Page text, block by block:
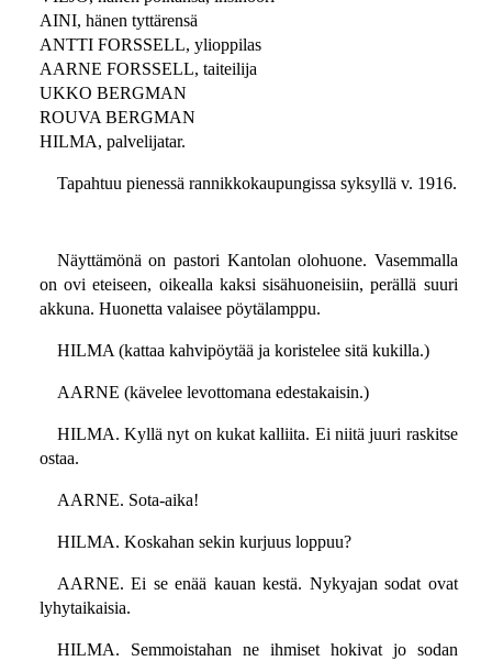
AINI, hänen tyttärensä
ANTTI FORSSELL, ylioppilas
AARNE FORSSELL, taiteilija
UKKO BERGMAN
ROUVA BERGMAN
HILMA, palvelijatar.
Tapahtuu pienessä rannikkokaupungissa syksyllä v. 1916.
Näyttämönä on pastori Kantolan olohuone. Vasemmalla
on ovi eteiseen, oikealla kaksi sisähuoneisiin, perällä suuri
akkuna. Huonetta valaisee pöytälamppu.
HILMA (kattaa kahvipöytää ja koristelee sitä kukilla.)
AARNE (kävelee levottomana edestakaisin.)
HILMA. Kyllä nyt on kukat kalliita. Ei niitä juuri raskitse
ostaa.
AARNE. Sota-aika!
HILMA. Koskahan sekin kurjuus loppuu?
AARNE. Ei se enää kauan kestä. Nykyajan sodat ovat
lyhytaikaisia.
HILMA. Semmoistahan ne ihmiset hokivat jo sodan